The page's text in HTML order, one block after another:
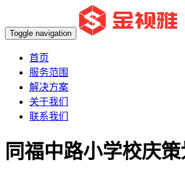
Toggle navigation
首页
服务范围
解决方案
关于我们
联系我们
同福中路小学校庆